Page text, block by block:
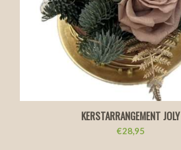
KERSTARRANGEMENT JOLY
€28,95